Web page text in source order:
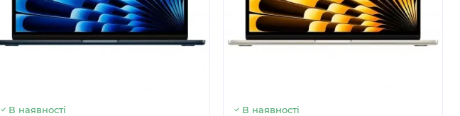
В наявності В наявності